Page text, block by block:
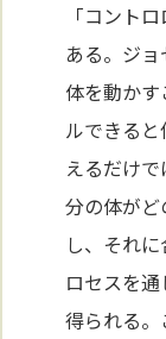
「コント
ある。ジョ
体を動か
ルできる
えるだけ
分の体が
し、それ
ロセスを
得られる